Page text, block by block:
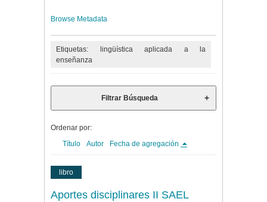
Browse Metadata
Etiquetas: lingüística aplicada a la
enseñanza
Filtrar Búsqueda
Ordenar por:
Título
Autor Fecha de agregación
libro
Aportes disciplinares II SAEL